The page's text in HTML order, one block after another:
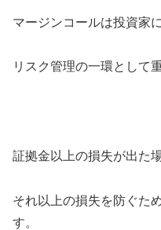
マージンコールは投資家
リスク管理の一環として
証拠金以上の損失が出た
それ以上の損失を防ぐた
す。